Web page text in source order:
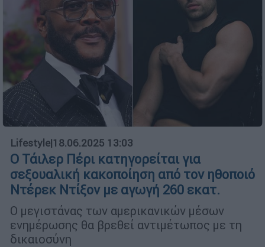
Lifestyle|18.06.2025 13:03
Ο Τάιλερ Πέρι κατηγορείται για
σεξουαλική κακοποίηση από τον ηθοποιό
Ντέρεκ Ντίξον με αγωγή 260 εκατ.
Ο μεγιστάνας των αμερικανικών μέσων
ενημέρωσης θα βρεθεί αντιμέτωπος με τη
δικαιοσύνη